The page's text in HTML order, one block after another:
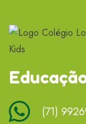
(71)